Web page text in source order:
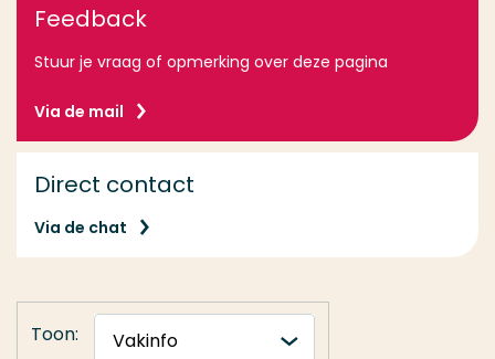
Feedback
Stuur je vraag of opmerking over deze pagina
Via de mail
Direct contact
Via de chat
Toon: